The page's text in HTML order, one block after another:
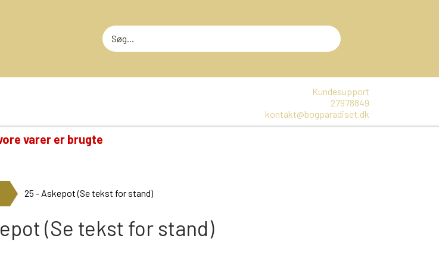
LEGETØJ
TILBEHØR
MEGET SLIDTE BØGER
Kundesupport
27978849
kontakt@bogparadiset.dk
varer er brugte
25 - Askepot (Se tekst for stand)
(Se tekst for stand)